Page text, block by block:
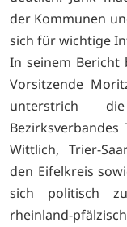
der Kommunen
sich für wichtige
In seinem Bericht
Vorsitzende
unterstrich
Wittlich, Trier-
den Eifelkreis
sich politisch
rheinland-